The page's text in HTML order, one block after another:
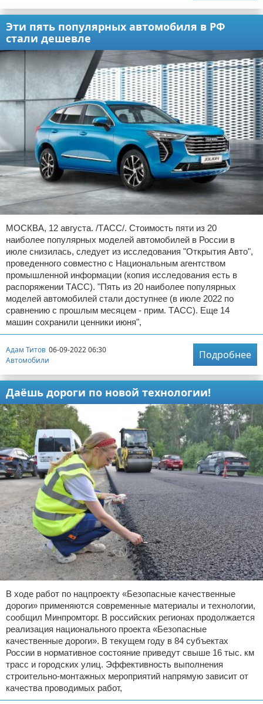
Эти пять популярных автомобиля в РФ
стали дешевле
МОСКВА, 12 августа. /ТАСС/. Стоимость пяти из 20
наиболее популярных моделей автомобилей в России в
июле снизилась, следует из исследования "Открытия Авто",
проведенного совместно с Национальным агентством
промышленной информации (копия исследования есть в
распоряжении ТАСС). "Пять из 20 наиболее популярных
моделей автомобилей стали доступнее (в июле 2022 по
сравнению с прошлым месяцем - прим. ТАСС). Еще 14
машин сохранили ценники июня",
Адам Титов 06-09-2022 06:30
Автомобили
Подробнее
Даёшь дороги по новой технологии!
В ходе работ по нацпроекту «Безопасные качественные
дороги» применяются современные материалы и технологии,
сообщил Минпромторг. В российских регионах продолжается
реализация национального проекта «Безопасные
качественные дороги». В текущем году в 84 субъектах
России в нормативное состояние приведут свыше 16 тыс. км
трасс и городских улиц. Эффективность выполнения
строительно-монтажных мероприятий напрямую зависит от
качества проводимых работ,